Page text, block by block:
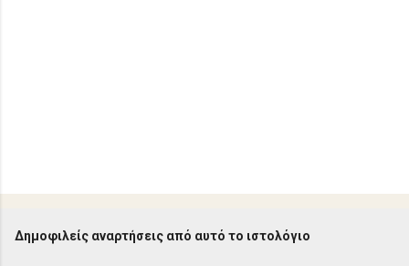
Δημοφιλείς αναρτήσεις από αυτό το ιστολόγιο